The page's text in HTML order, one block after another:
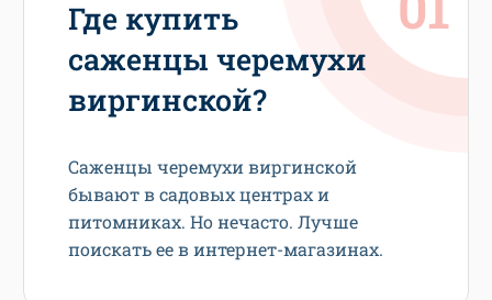
Где купить
саженцы черемухи
виргинской?
Саженцы черемухи виргинской
бывают в садовых центрах и
питомниках. Но нечасто. Лучше
поискать ее в интернет-магазинах.